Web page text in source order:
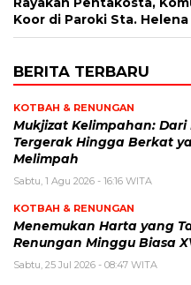
Rayakan Pentakosta,
Koor di Paroki Sta.
BERITA TERBARU
KOTBAH & RENUNGAN
Mukjizat Kelimpahan: Dari
Tergerak Hingga Berkat
Melimpah
Sabtu, 1 Agu 2026 - 16:16 WITA
KOTBAH & RENUNGAN
Menemukan Harta yang
Renungan Minggu Biasa
Sabtu, 25 Jul 2026 - 08:47 WITA